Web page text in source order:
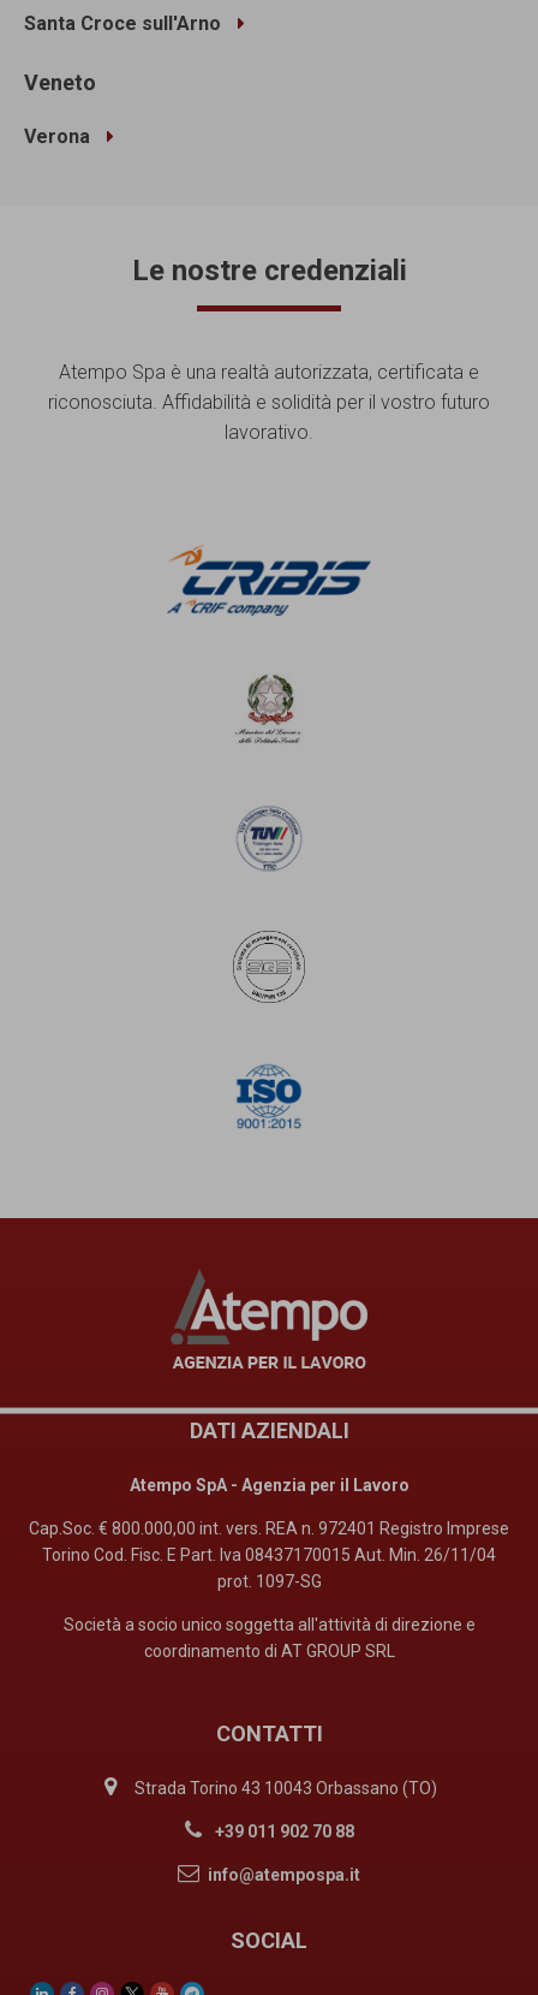
Santa Croce sull'Arno
Veneto
Verona
Le nostre credenziali
Atempo Spa è una realtà autorizzata, certificata e
riconosciuta. Affidabilità e solidità per il vostro futuro
lavorativo.
DATI AZIENDALI
Atempo SpA - Agenzia per il Lavoro
Cap.Soc. € 800.000,00 int. vers. REA n. 972401 Registro Imprese
Torino Cod. Fisc. E Part. Iva 08437170015 Aut. Min. 26/11/04
prot. 1097-SG
Società a socio unico soggetta all'attività di direzione e
coordinamento di AT GROUP SRL
CONTATTI
Strada Torino 43 10043 Orbassano (TO)
+39 011 902 70 88
info@atempospa.it
SOCIAL